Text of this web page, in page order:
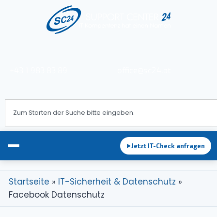
►Jetzt IT-Check anfragen
Startseite » IT-Sicherheit & Datenschutz »
Facebook Datenschutz